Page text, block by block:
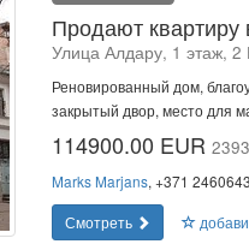
Продают квартиру
Улица Алдару, 1 этаж,
Реновированный дом,
закрытый двор, место для
114900.00 EUR
Marks Marjans, +371
Смотреть